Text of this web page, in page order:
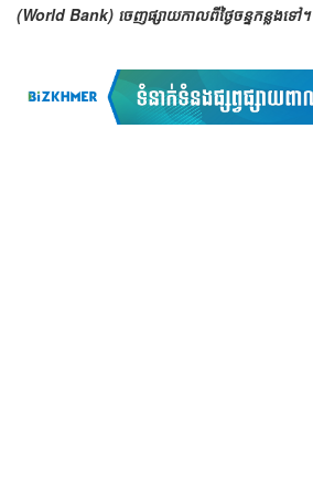
(World Bank) ចេញផ្សាយកាលពីថ្ងៃចន្ទកន្លងទៅ។